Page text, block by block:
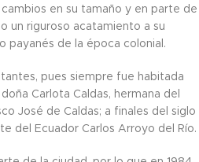
en su tamaño y en parte de
un riguroso acatamiento a su
payanés de la época colonial.
pues siempre fue habitada
Carlota Caldas, hermana del
José de Caldas; a finales del siglo
del Ecuador Carlos Arroyo del Río.